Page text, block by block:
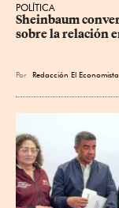
POLÍTICA
Sheinbaum
sobre la relación
Por Redacción El Economista